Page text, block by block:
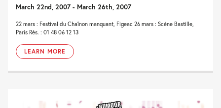
March 22nd, 2007 - March 26th, 2007
22 mars : Festival du Chaînon manquant, Figeac 26 mars : Scène Bastille,
Paris Rés. : 01 48 06 12 13
LEARN MORE